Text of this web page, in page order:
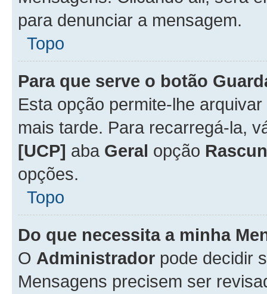
para denunciar a mensagem.
Topo
Para que serve o botão
Esta opção permite-lhe
mais tarde. Para recarregá-la,
[UCP] aba Geral opção
opções.
Topo
Do que necessita a minha
O Administrador pode decidir
Mensagens precisem ser